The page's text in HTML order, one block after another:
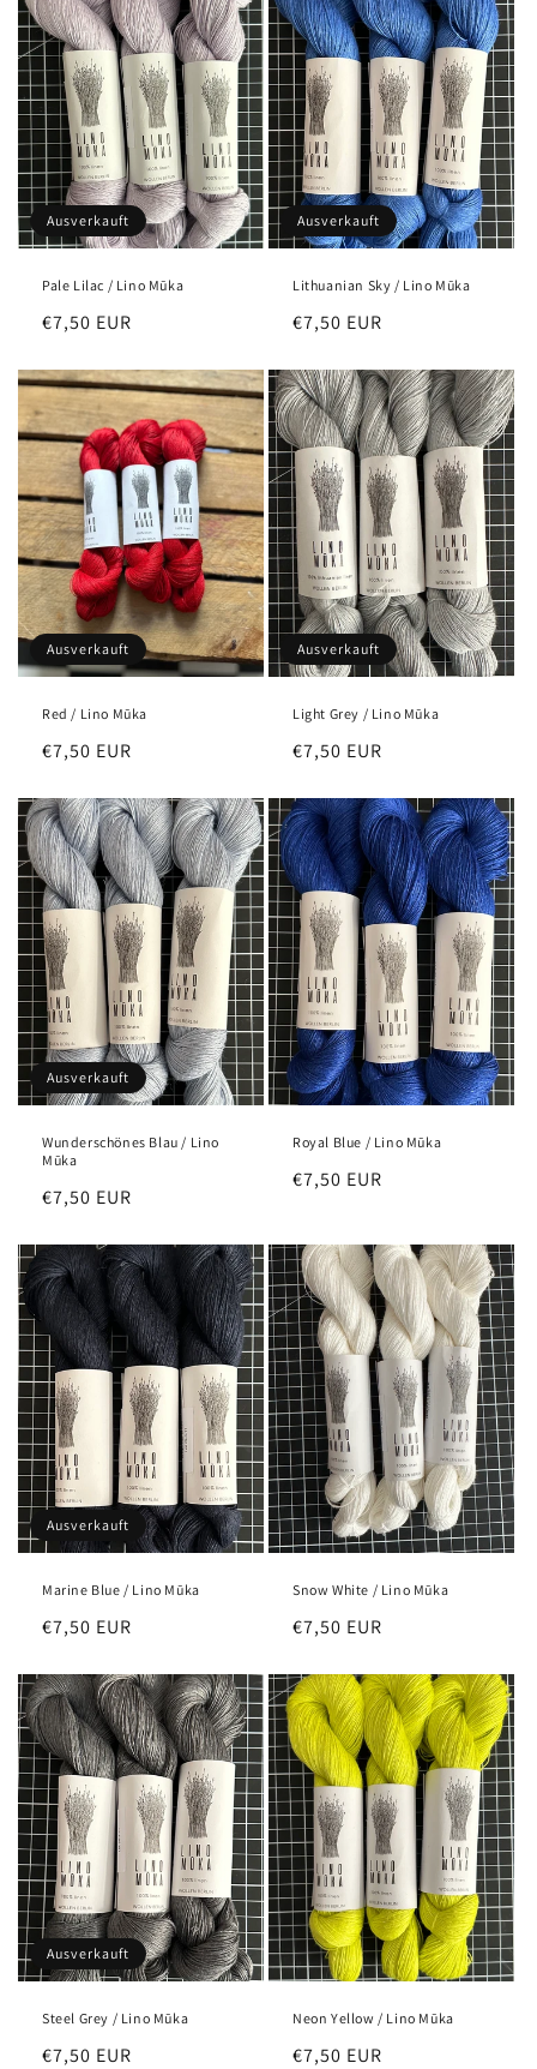
Ausverkauft
Pale Lilac / Lino Mūka
Normaler
€7,50 EUR
Ausverkauft
Lithuanian Sky / Lino Mūka
Normaler
€7,50 EUR
Ausverkauft
Red / Lino Mūka
Normaler
€7,50 EUR
Ausverkauft
Light Grey / Lino Mūka
Normaler
€7,50 EUR
Ausverkauft
Wunderschönes Blau / Lino
Mūka
Normaler
€7,50 EUR
Royal Blue / Lino Mūka
Normaler
€7,50 EUR
Ausverkauft
Marine Blue / Lino Mūka
Normaler
€7,50 EUR
Snow White / Lino Mūka
Normaler
€7,50 EUR
Ausverkauft
Steel Grey / Lino Mūka
Normaler
€7,50 EUR
Neon Yellow / Lino Mūka
Normaler
€7,50 EUR